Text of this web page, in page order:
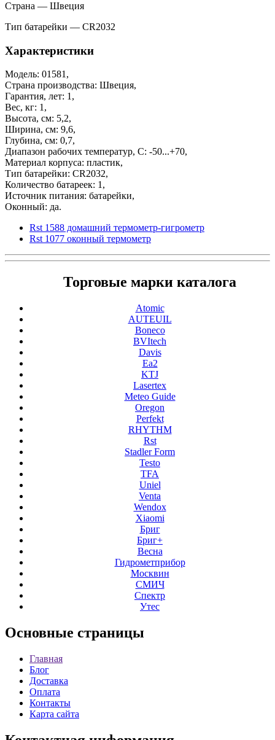
Страна — Швеция
Тип батарейки — CR2032
Характеристики
Модель: 01581,
Страна производства: Швеция,
Гарантия, лет: 1,
Вес, кг: 1,
Высота, см: 5,2,
Ширина, см: 9,6,
Глубина, см: 0,7,
Диапазон рабочих температур, С: -50...+70,
Материал корпуса: пластик,
Тип батарейки: CR2032,
Количество батареек: 1,
Источник питания: батарейки,
Оконный: да.
Rst 1588 домашний термометр-гигрометр
Rst 1077 оконный термометр
Торговые марки каталога
Atomic
AUTEUIL
Boneco
BVItech
Davis
Ea2
KTJ
Lasertex
Meteo Guide
Oregon
Perfekt
RHYTHM
Rst
Stadler Form
Testo
TFA
Uniel
Venta
Wendox
Xiaomi
Бриг
Бриг+
Весна
Гидрометприбор
Москвин
СМИЧ
Спектр
Утес
Основные страницы
Главная
Блог
Доставка
Оплата
Контакты
Карта сайта